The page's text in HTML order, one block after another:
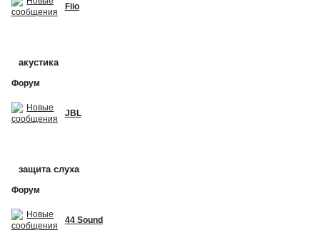
Fiio
акустика
Форум
JBL
защита слуха
Форум
44 Sound